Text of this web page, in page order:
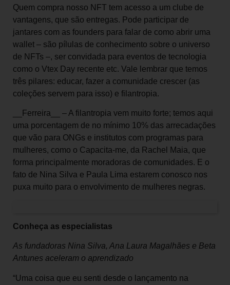
Quem compra nosso NFT tem acesso a um clube de
vantagens, que são entregas. Pode participar de
jantares com as founders para falar de como abrir uma
wallet – são pílulas de conhecimento sobre o universo
de NFTs –, ser convidada para eventos de tecnologia
como o Vtex Day recente etc. Vale lembrar que temos
três pilares: educar, fazer a comunidade crescer (as
coleções servem para isso) e filantropia.
__Ferreira__ – A filantropia vem muito forte; temos aqui
uma porcentagem de no mínimo 10% das arrecadações
que vão para ONGs e institutos com programas para
mulheres, como o Capacita-me, da Rachel Maia, que
forma principalmente moradoras de comunidades. E o
fato de Nina Silva e Paula Lima estarem conosco nos
puxa muito para o envolvimento de mulheres negras.
Conheça as especialistas
As fundadoras Nina Silva, Ana Laura Magalhães e Beta
Antunes aceleram o aprendizado
“Uma coisa que eu senti desde o lançamento na